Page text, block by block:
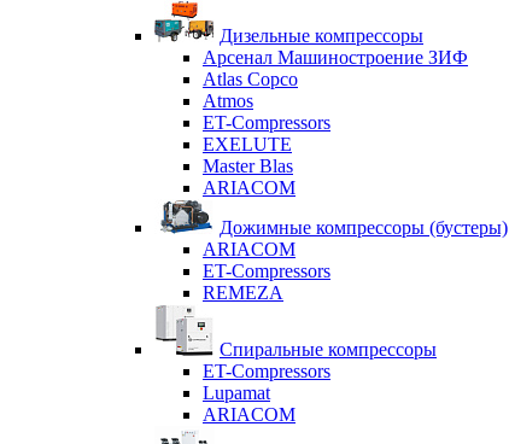
Дизельные компрессоры
Арсенал Машиностроение ЗИФ
Atlas Copco
Atmos
ET-Compressors
EXELUTE
Master Blas
ARIACOM
Дожимные компрессоры (бустеры)
ARIACOM
ET-Compressors
REMEZA
Спиральные компрессоры
ET-Compressors
Lupamat
ARIACOM